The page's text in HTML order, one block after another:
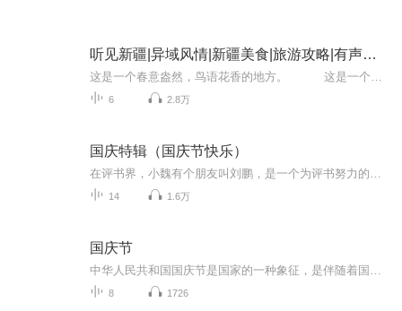
听见新疆|异域风情|新疆美食|旅游攻略|有声女司机
6 2.8万
国庆特辑（国庆节快乐）
14 1.6万
国庆节
8 1726